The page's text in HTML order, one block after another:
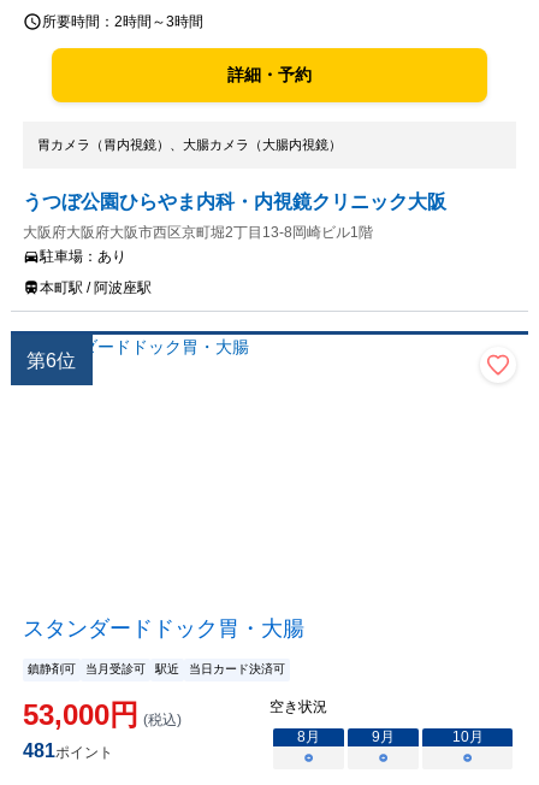
所要時間： 2時間～3時間
詳細・予約
胃カメラ（胃内視鏡）、大腸カメラ（大腸内視鏡）
うつぼ公園ひらやま内科・内視鏡クリニック大阪
大阪府大阪府大阪市西区京町堀2丁目13-8岡崎ビル1階
駐車場： あり
本町駅 / 阿波座駅
第6位
スタンダードドック胃・大腸
鎮静剤可 当月受診可 駅近 当日カード決済可
53,000円 (税込)
481ポイント
空き状況
8月 9月 10月
○
○ ○